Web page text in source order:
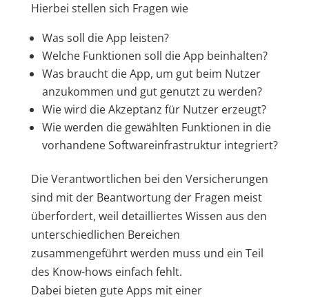
Hierbei stellen sich Fragen wie
Was soll die App leisten?
Welche Funktionen soll die App beinhalten?
Was braucht die App, um gut beim Nutzer
anzukommen und gut genutzt zu werden?
Wie wird die Akzeptanz für Nutzer erzeugt?
Wie werden die gewählten Funktionen in die
vorhandene Softwareinfrastruktur integriert?
Die Verantwortlichen bei den Versicherungen
sind mit der Beantwortung der Fragen meist
überfordert, weil detailliertes Wissen aus den
unterschiedlichen Bereichen
zusammengeführt werden muss und ein Teil
des Know-hows einfach fehlt.
Dabei bieten gute Apps mit einer